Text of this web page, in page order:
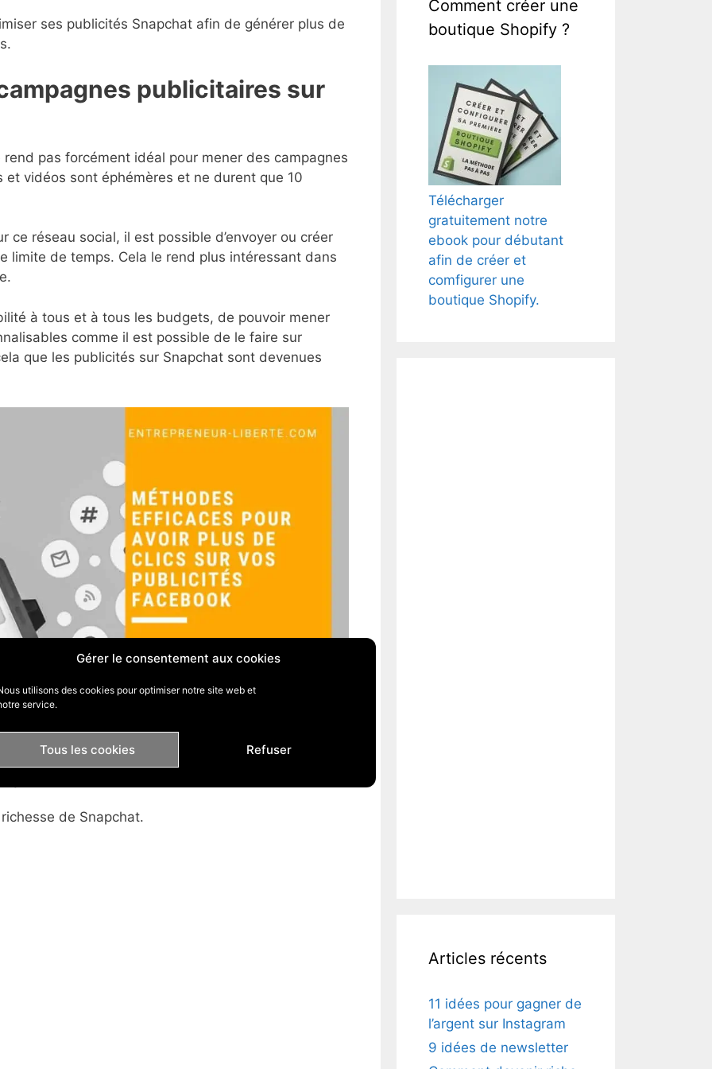
Gérer le consentement aux cookies
utilisons des cookies pour optimiser notre site web et
service.
Tous les cookies Refuser
ses publicités Snapchat afin de générer plus de
publicitaires sur
pas forcément idéal pour mener des campagnes
vidéos sont éphémères et ne durent que 10
ce réseau social, il est possible d’envoyer ou créer
limite de temps. Cela le rend plus intéressant dans
à tous et à tous les budgets, de pouvoir mener
comme il est possible de le faire sur
que les publicités sur Snapchat sont devenues
avoir plus de clics sur vos publicités Facebook
de Snapchat.
Comment créer une
boutique Shopify ?
Télécharger
gratuitement notre
ebook pour débutant
afin de créer et
comfigurer une
boutique Shopify.
Articles récents
11 idées pour gagner de
l’argent sur Instagram
9 idées de newsletter